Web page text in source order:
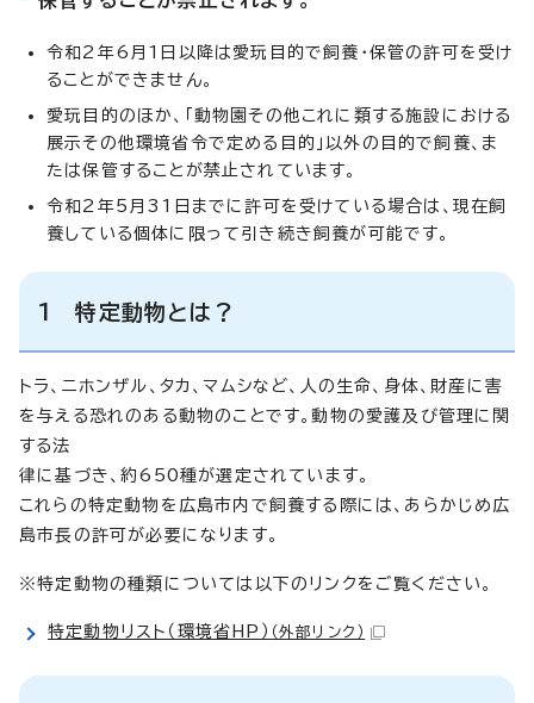
令和2年6月1日以降は愛玩目的で飼養・保管の許可を受け
ることができません。
愛玩目的のほか、「動物園その他これに類する施設における
展示その他環境省令で定める目的」以外の目的で飼養、ま
たは保管することが禁止されています。
令和2年5月31日までに許可を受けている場合は、現在飼
養している個体に限って引き続き飼養が可能です。
1 特定動物とは？
トラ、ニホンザル、タカ、マムシなど、人の生命、身体、財産に害
を与える恐れのある動物のことです。動物の愛護及び管理に関
する法
律に基づき、約650種が選定されています。
これらの特定動物を広島市内で飼養する際には、あらかじめ広
島市長の許可が必要になります。
※特定動物の種類については以下のリンクをご覧ください。
特定動物リスト（環境省HP） （外部リンク）